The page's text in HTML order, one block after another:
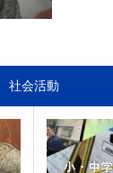
社会活動